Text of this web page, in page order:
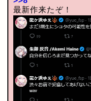
最新作来たぞ！